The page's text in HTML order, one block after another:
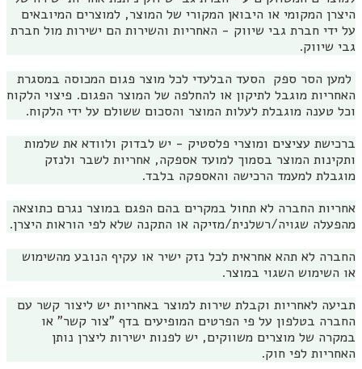
היצרן המקומי או היבואן המקורי של המוצר, למוצרים המיובאים
על ידי חברת גבי שיווק - האחריות והשירות הם ישירות מול חברת
גבי שיווק.
למען הסר ספק הסעד הבלעדי לכל מוצר פגום המכוסה במסגרת
האחריות מוגבל לתיקון או להחלפה של המוצר הפגום. פיצוי הלקוח
וכל טענה מוגבלת לעלות המוצר והסכום ששולם על ידי הלקוח.
ברכישת עציצים ומוצרי פלסטיק - יש לבדוק ולוודא את שלמות
ותקינות המוצר בסמוך למועד אספקה, אחריות לשבר ולנזק
מוגבלת למעמד הרכישה והאספקה בלבד.
אחריות החברה לא תחול במקרים בהם הפגם במוצר נגרם כתוצאה
מהפעלה שגויה/רשלנית/מזיקה או התקנה שלא לפי הוראות היצרן.
החברה לא תהא אחראית לכל נזק ישיר או עקיף הנובע מהשימוש
או השימוש השגוי במוצר.
תביעה לאחריות וקבלת שירות למוצר באחריות יש ליצור קשר עם
החברה בטלפון על פי הפרטים המופיעים בדף "צור קשר" או
במקרה של מוצרים משווקים, יש לפנות ישירות ליצרן נותן
האחריות לפי חוק.